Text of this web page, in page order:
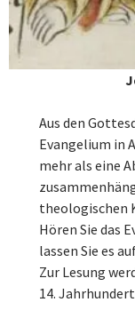
Aus den
Evangelium in
mehr als eine
theologischen
Hören Sie das
lassen Sie es
Zur Lesung
14.